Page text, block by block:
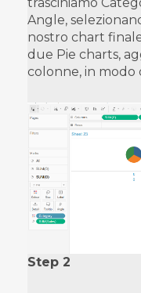
Angle,
nostro chart
due Pie charts,
colonne, in modo
Step 2